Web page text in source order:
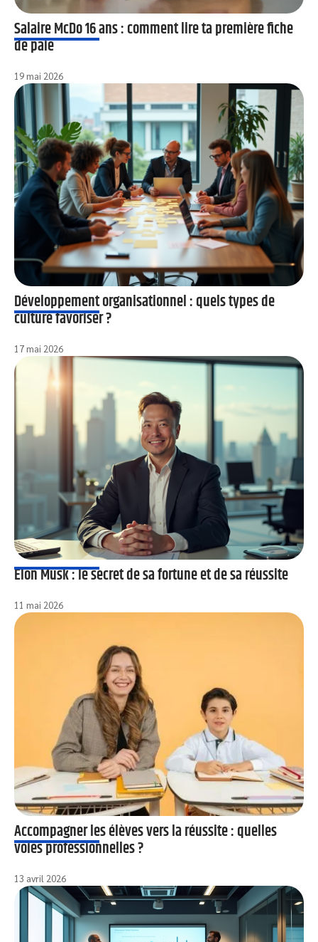
Salaire McDo 16 ans : comment lire ta première fiche
de paie
19 mai 2026
Développement organisationnel : quels types de
culture favoriser ?
17 mai 2026
Elon Musk : le secret de sa fortune et de sa réussite
11 mai 2026
Accompagner les élèves vers la réussite : quelles
voies professionnelles ?
13 avril 2026